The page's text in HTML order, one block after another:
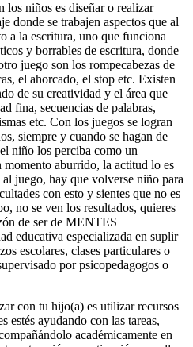
los niños es diseñar o realizar
donde se trabajen aspectos que al
a la escritura, uno que funciona
y borrables de escritura, donde
juego son los rompecabezas de
el ahorcado, el stop etc. Existen
de su creatividad y el área que
fina, secuencias de palabras,
etc. Con los juegos se logran
siempre y cuando se hagan de
niño los perciba como un
aburrido, la actitud lo es
juego, hay que volverse niño para
con esto y sientes que no es
no se ven los resultados, quieres
de ser de MENTES
educativa especializada en suplir
escolares, clases particulares o
por psicopedagogos o
con tu hijo(a) es utilizar recursos
estés ayudando con las tareas,
académicamente en